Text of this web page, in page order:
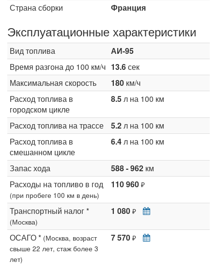
Страна сборки
Франция
Эксплуатационные характеристики
Вид топлива
АИ-95
Время разгона до 100 км/ч 13.6сек
Максимальная скорость
180 км/ч
Расход топлива в
городском цикле
8.5л на 100 км
Расход топлива на трассе 5.2л на 100 км
Расход топлива в
смешанном цикле
6.4л на 100 км
Запас хода 588 - 962 км
Расходы на топливо в год
(при пробеге 100 км в день)
110 960 ₽
Транспортный налог *
(Москва)
1 080 ₽
ОСАГО * (Москва, возраст
свыше 22 лет, стаж более 3
лет)
7 570 ₽